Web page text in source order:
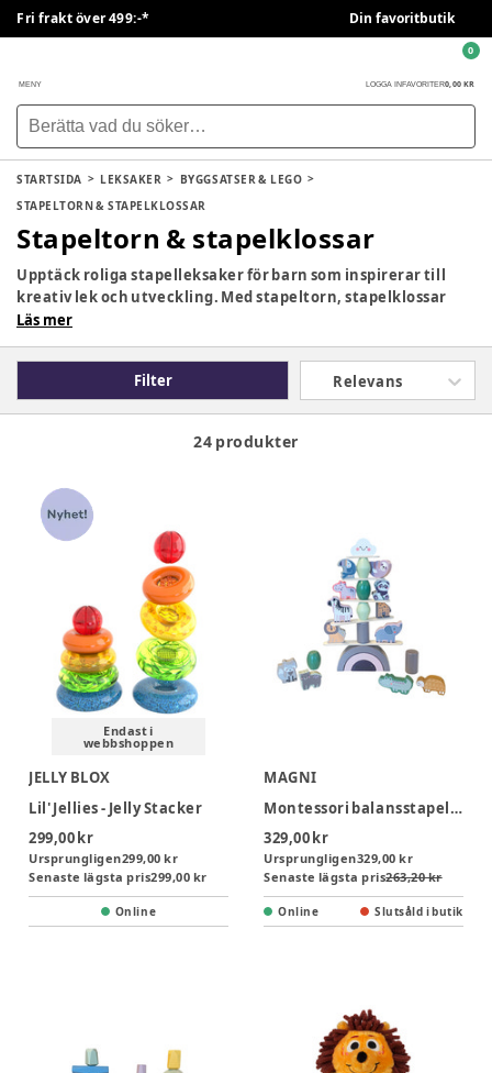
Fri frakt över 499:-* Din favoritbutik
MENY LOGGA IN FAVORITER0,00 KR
0
STARTSIDA LEKSAKER
BYGGSATSER & LEGO
STAPELTORN & STAPELKLOSSAR
Stapeltorn & stapelklossar
Upptäck roliga stapelleksaker för barn som inspirerar till
kreativ lek och utveckling. Med stapeltorn, stapelklossar
och stapelmuggar får barnet träna finmotorik,
utvecklande leksaker för bebisar och små byggare som vill
utforska färger, former och balans.
Läs mer
Filter Relevans
24 produkter
Endast i
webbshoppen
JELLY BLOX
Lil' Jellies - Jelly Stacker
299,00 kr
Ursprungligen299,00 kr
Senaste lägsta pris299,00 kr
Online
MAGNI
Montessori balansstapel med djur
329,00 kr
Ursprungligen329,00 kr
Senaste lägsta pris263,20 kr
Online Slutsåld i butik